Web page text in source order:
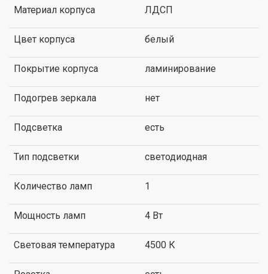
Материал корпуса ЛДСП
Цвет корпуса белый
Покрытие корпуса ламинирование
Подогрев зеркала нет
Подсветка есть
Тип подсветки светодиодная
Количество ламп 1
Мощность ламп 4 Вт
Световая температура 4500 К